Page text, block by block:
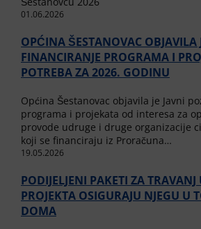
01.06.2026
OPĆINA ŠESTANOVAC OBJAVILA
FINANCIRANJE PROGRAMA I
POTREBA ZA 2026. GODINU
Općina Šestanovac objavila je Javni
programa i projekata od interesa za
provode udruge i druge organizacije
koji se financiraju iz Proračuna…
19.05.2026
PODIJELJENI PAKETI ZA
PROJEKTA OSIGURAJU NJEGU U
DOMA